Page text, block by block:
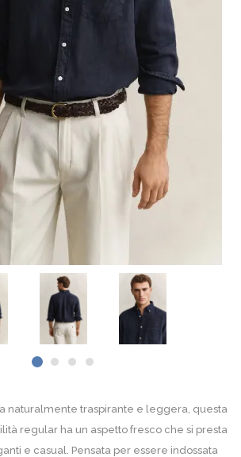
naturalmente traspirante e leggera, questa
regular ha un aspetto fresco che si presta
e casual. Pensata per essere indossata